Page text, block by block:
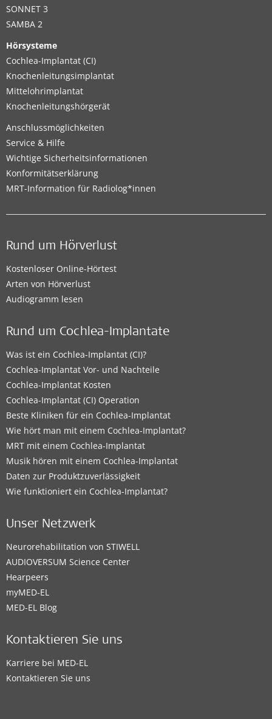
SONNET 3
SAMBA 2
Hörsysteme
Cochlea-Implantat (CI)
Knochenleitungsimplantat
Mittelohrimplantat
Knochenleitungshörgerät
Anschlussmöglichkeiten
Service & Hilfe
Wichtige Sicherheitsinformationen
Konformitätserklärung
MRT-Information für Radiolog*innen
Rund um Hörverlust
Kostenloser Online-Hörtest
Arten von Hörverlust
Audiogramm lesen
Rund um Cochlea-Implantate
Was ist ein Cochlea-Implantat (CI)?
Cochlea-Implantat Vor- und Nachteile
Cochlea-Implantat Kosten
Cochlea-Implantat (CI) Operation
Beste Kliniken für ein Cochlea-Implantat
Wie hört man mit einem Cochlea-Implantat?
MRT mit einem Cochlea-Implantat
Musik hören mit einem Cochlea-Implantat
Daten zur Produktzuverlässigkeit
Wie funktioniert ein Cochlea-Implantat?
Unser Netzwerk
Neurorehabilitation von STIWELL
AUDIOVERSUM Science Center
Hearpeers
myMED‑EL
MED-EL Blog
Kontaktieren Sie uns
Karriere bei MED-EL
Kontaktieren Sie uns